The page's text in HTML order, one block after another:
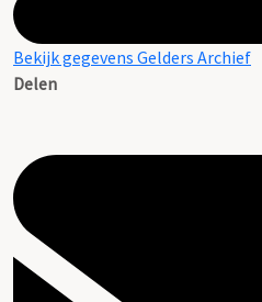
Bekijk gegevens Gelders Archief
Delen